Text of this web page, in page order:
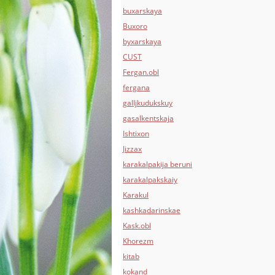
buxarskaya
Buxoro
byxarskaya
CUST
Fergan.obl
fergana
galljkudukskuy
gasalkentskaja
Ishtixon
Jizzax
karakalpakija beruni
karakalpakskaiy
Karakul
kashkadarinskae
Kask.obl
Khorezm
kitab
kokand